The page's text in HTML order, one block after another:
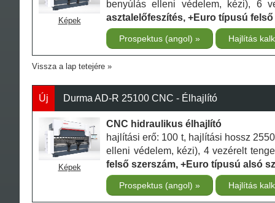
Képek
benyúlás elleni védelem, kézi), 6
asztalelőfeszítés, +Euro típusú
Prospektus (angol) Hajlítás
Vissza a lap tetejére
Új Durma AD-R 25100 CNC - Élhajlító
Képek
CNC hidraulikus élhajlító
hajlítási erő: 100 t, hajlítási hossz
elleni védelem, kézi), 4 vezérelt
felső szerszám, +Euro típusú alsó
Prospektus (angol) Hajlítás